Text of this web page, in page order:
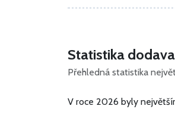
Statistika
Přehledná statistika
V roce 2026 byly